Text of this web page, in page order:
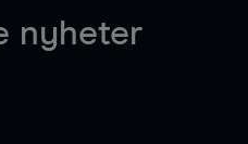
nyheter